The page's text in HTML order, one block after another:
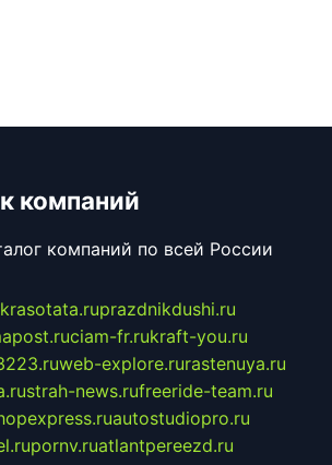
компаний
компаний по всей России
krasotata.ruprazdnikdushi.ru
ciam-fr.rukraft-you.ru
web-explore.rurastenuya.ru
strah-news.rufreeride-team.ru
autostudiopro.ru
pornv.ruatlantpereezd.ru